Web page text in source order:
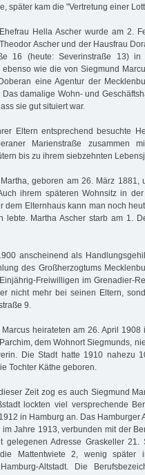
später kam die "Vertretung einer
Hella Ascher wurde am 2.
Ascher und der Hausfrau
16 (heute: Severinstraße 13) in
wie die von Siegmund
eine Agentur der
damalige Wohn- und
sie gut situiert war.
Eltern entsprechend besuchte
Marienstraße zusammen
bis zu ihrem siebzehnten
geboren am 26. März 1881,
ihrem späteren Wohnsitz in
dem Elternhaus kann man noch
lebte. Martha Ascher starb am 1.
anscheinend als
des Großherzogtums
Freiwilligen im Grenadier-
nicht mehr bei seinen Eltern,
9.
heirateten am 26. April
dem Wohnort Siegmunds,
Die Stadt hatte 1910 nahezu
Tochter Käthe geboren.
Zeit zog es auch Siegmund
lockten viel versprechende
in Hamburg an. Das Hamburger
Jahre 1913, verbunden mit der
gelegenen Adresse Graskeller 21.
Mattentwiete 2, wenig später
Altstadt. Die